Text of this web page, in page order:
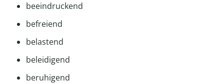
beeindruckend
befreiend
belastend
beleidigend
beruhigend